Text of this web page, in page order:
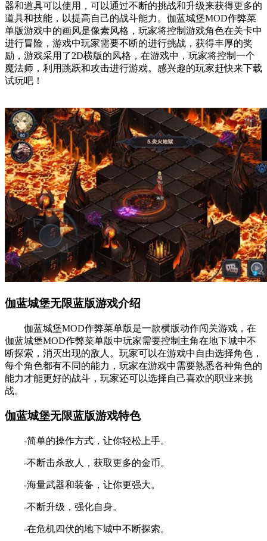
器和道具可以使用，可以通过不断的挑战和升级来获得更多的
道具和技能，以提高自己的战斗能力。伽蓝城堡MOD作弊菜
单版游戏中的画风是像素风格，玩家将控制游戏角色在关卡中
进行冒险，游戏中玩家需要不断的进行挑战，获得丰厚的奖
励，游戏采用了2D横版的风格，在游戏中，玩家将控制一个
魔法师，利用跳跃和攻击进行游戏。感兴趣的玩家赶快来下载
试玩吧！
伽蓝城堡无限蓝版游戏介绍
伽蓝城堡MOD作弊菜单版是一款横版动作闯关游戏，在
伽蓝城堡MOD作弊菜单版中玩家需要控制主角在地下城中不
断探索，消灭出现的敌人。玩家可以在游戏中自由选择角色，
每个角色都有不同的能力，玩家在游戏中需要熟悉各种角色的
能力才能更好的战斗，玩家还可以选择自己喜欢的职业来挑
战。
伽蓝城堡无限蓝版游戏特色
-简单的操作方式，让你轻松上手。
-不断击杀敌人，获取更多的金币。
-海量武器和装备，让你更强大。
-不断升级，强化自身。
-在危机四伏的地下城中不断探索。